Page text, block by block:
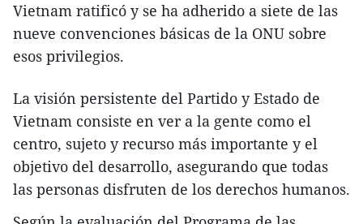
Vietnam ratificó y se ha adherido a siete de las
nueve convenciones básicas de la ONU sobre
esos privilegios.
La visión persistente del Partido y Estado de
Vietnam consiste en ver a la gente como el
centro, sujeto y recurso más importante y el
objetivo del desarrollo, asegurando que todas
las personas disfruten de los derechos humanos.